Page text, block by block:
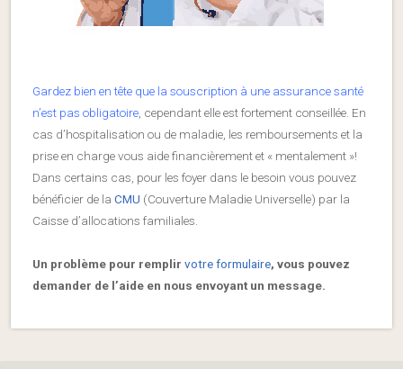
Gardez bien en tête que la souscription à une assurance santé
n’est pas obligatoire , cependant elle est fortement conseillée. En
cas d’hospitalisation ou de maladie, les remboursements et la
prise en charge vous aide financièrement et « mentalement »!
Dans certains cas, pour les foyer dans le besoin vous pouvez
bénéficier de la CMU (Couverture Maladie Universelle) par la
Caisse d’allocations familiales.
Un problème pour remplir votre formulaire, vous pouvez
demander de l’aide en nous envoyant un message.